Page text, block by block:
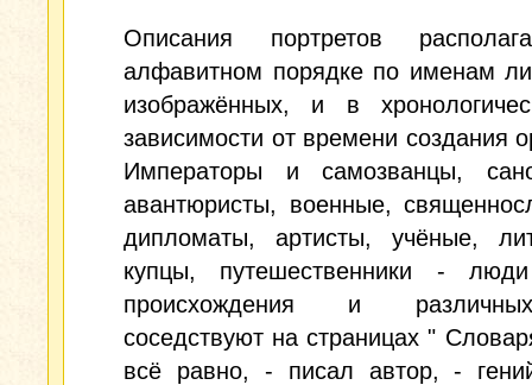
Описания портретов
алфавитном порядке по именам
изображённых, и в
зависимости от времени создания
Императоры и самозванцы,
авантюристы, военные,
дипломаты, артисты, учёные,
купцы, путешественники - люди
происхождения и
соседствуют на страницах "
всё равно, - писал автор, -